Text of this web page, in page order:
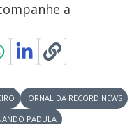
a
JORNAL DA RECORD NEWS
PADULA